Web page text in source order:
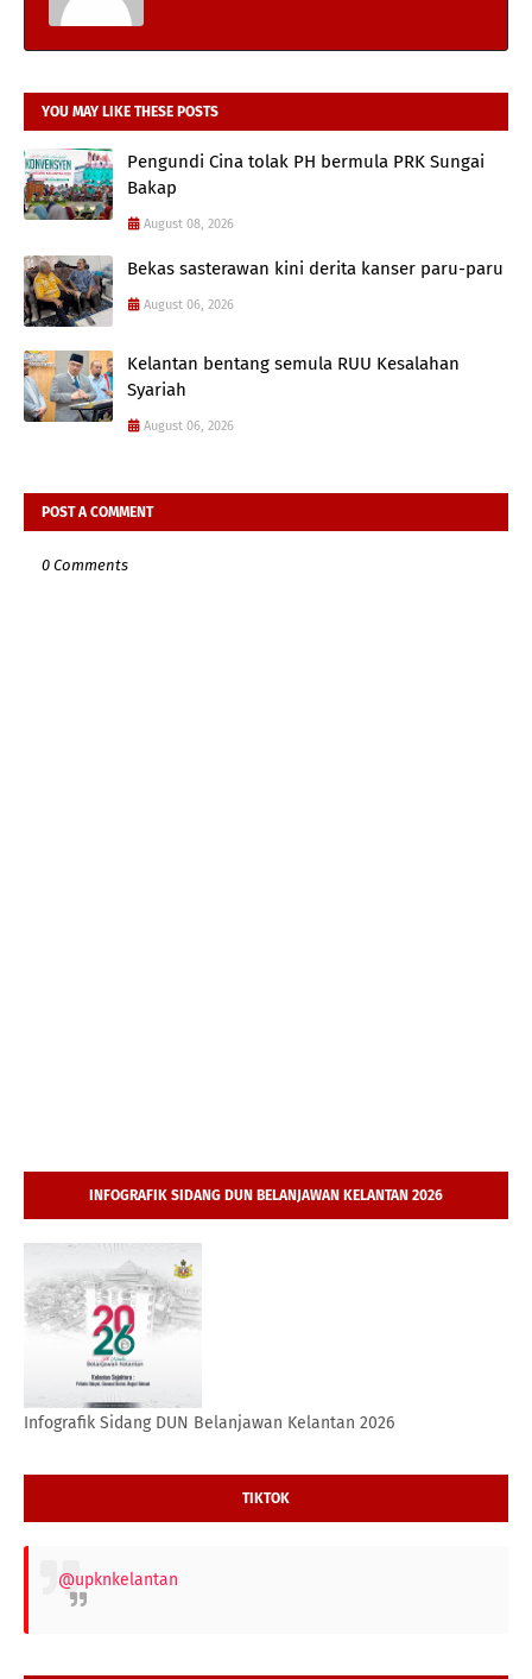
YOU MAY LIKE THESE POSTS
Pengundi Cina tolak PH bermula PRK Sungai
Bakap
August 08, 2026
Bekas sasterawan kini derita kanser paru-paru
August 06, 2026
Kelantan bentang semula RUU Kesalahan
Syariah
August 06, 2026
POST A COMMENT
0 Comments
INFOGRAFIK SIDANG DUN BELANJAWAN KELANTAN 2026
Infografik Sidang DUN Belanjawan Kelantan 2026
TIKTOK
@upknkelantan